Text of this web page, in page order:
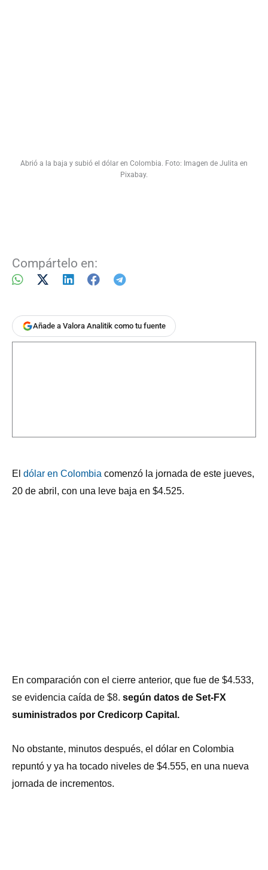
Abrió a la baja y subió el dólar en Colombia. Foto: Imagen de Julita en
Pixabay.
Compártelo en:
Añade a Valora Analitik como tu fuente
El dólar en Colombia comenzó la jornada de este jueves,
20 de abril, con una leve baja en $4.525.
En comparación con el cierre anterior, que fue de $4.533,
se evidencia caída de $8. según datos de Set-FX
suministrados por Credicorp Capital.
No obstante, minutos después, el dólar en Colombia
repuntó y ya ha tocado niveles de $4.555, en una nueva
jornada de incrementos.